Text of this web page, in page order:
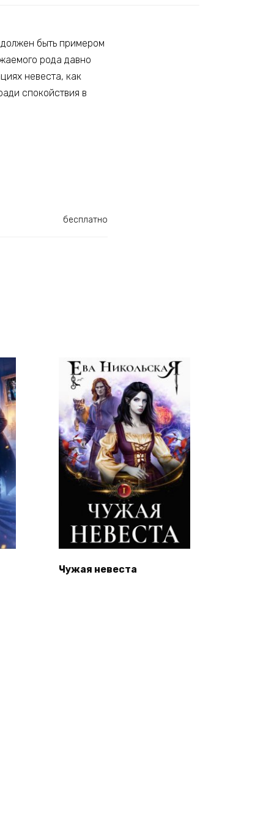
должен быть примером
рода давно
невеста, как
спокойствия в
бесплатно
Чужая невеста